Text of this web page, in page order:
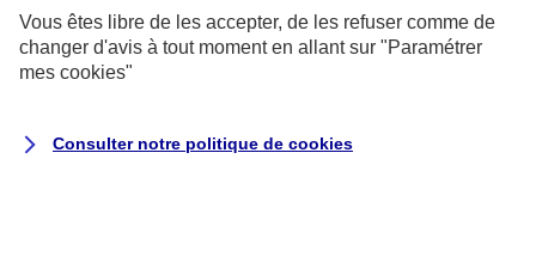
Dépannage et remorquage de votre
Vous êtes libre de les accepter, de les refuser comme de
changer d'avis à tout moment en allant sur "Paramétrer
mes cookies"
Consulter notre politique de cookies